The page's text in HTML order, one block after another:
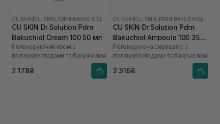
CU SKIN CU SKIN_PDRN BAKUCHIOL
CU SKIN Dr.Solution Pdrn
Bakuchiol Cream 100 50 мл
Регенеруючий крем з
полінуклеотидами та бакучіолом
2 178₴
CU SKIN CU SKIN_PDRN BAKUCHIOL
CU SKIN Dr.Solution Pdrn
Bakuchiol Ampoule 100 35
мл
Регенеруюча сироватка з
полінуклеотидами та бакучіолом
2 316₴